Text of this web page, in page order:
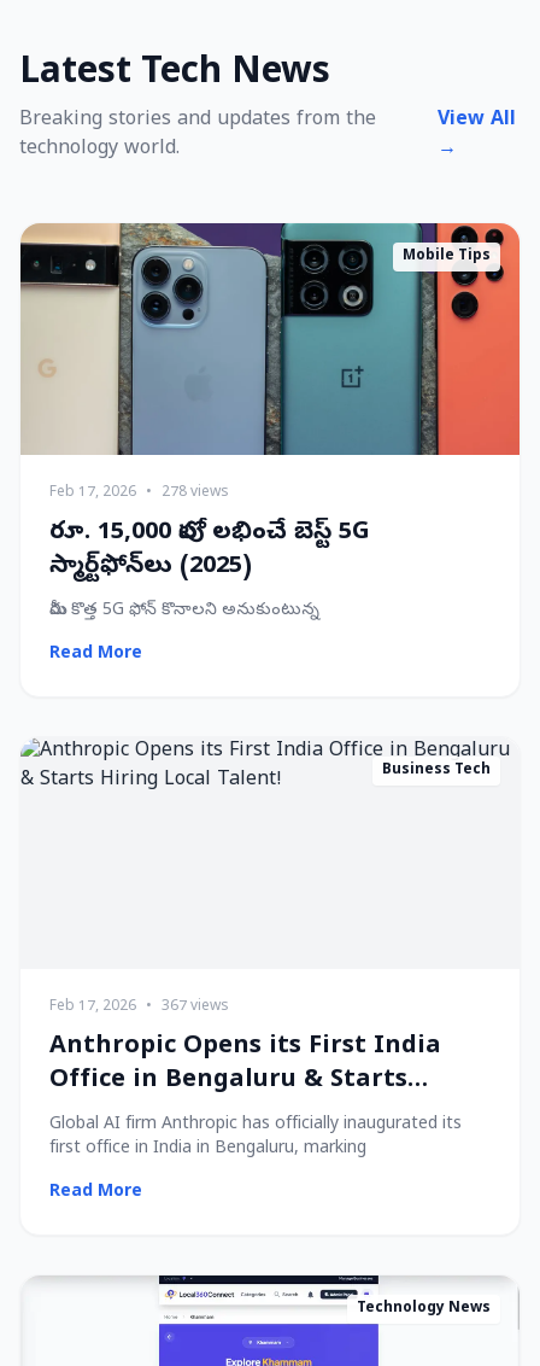
Latest Tech News
Breaking stories and updates from the
technology world.
View All
→
Mobile Tips
Feb 17, 2026 • 278 views
రూ. 15,000 లోపు లభించే బెస్ట్ 5G
స్మార్ట్‌ఫోన్‌లు (2025)
మీరు కొత్త 5G ఫోన్ కొనాలని అనుకుంటున్న
Read More
Business Tech
Feb 17, 2026 • 367 views
Anthropic Opens its First India
Office in Bengaluru & Starts
Hiring Local Talent!
Global AI firm Anthropic has officially inaugurated its
first office in India in Bengaluru, marking
Read More
Technology News